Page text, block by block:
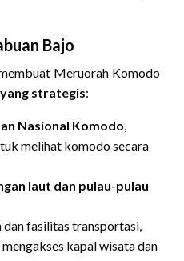
Bajo
Meruorah Komodo
strategis:
Nasional Komodo,
melihat komodo secara
laut dan pulau-pulau
dan fasilitas transportasi,
kapal wisata dan